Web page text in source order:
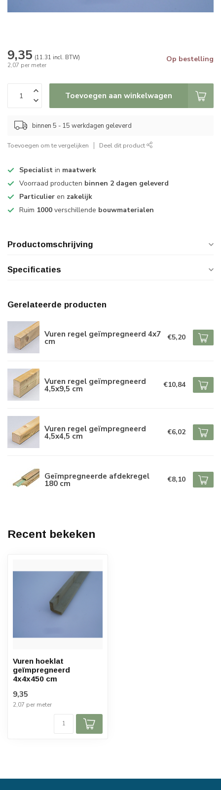
9,35 (11.31 incl. BTW)
2,07 per meter
Op bestelling
Toevoegen aan winkelwagen
binnen 5 - 15 werkdagen geleverd
Toevoegen om te vergelijken Deel dit product
Specialist in maatwerk
Voorraad producten binnen 2 dagen geleverd
Particulier en zakelijk
Ruim 1000 verschillende bouwmaterialen
Productomschrijving
Specificaties
Gerelateerde producten
Vuren regel geïmpregneerd 4x7
cm €5,20
Vuren regel geïmpregneerd
4,5x9,5 cm €10,84
Vuren regel geïmpregneerd
4,5x4,5 cm €6,02
Geïmpregneerde afdekregel
180 cm €8,10
Recent bekeken
Vuren hoeklat
geïmpregneerd
4x4x450 cm
9,35
2,07 per meter